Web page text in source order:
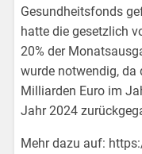
Gesundheitsfonds
hatte die gesetzlich
20% der
wurde notwendig, da
Milliarden Euro im
Jahr 2024
Mehr dazu auf: